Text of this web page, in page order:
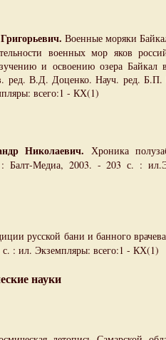
Военные моряки
военных мор яков
и освоению озера
ред. В.Д. Доценко. Науч. ред.
всего:1 - КХ(1)
Николаевич. Хроника
Балт-Медиа, 2003. - 203 с. :
русской бани и банного
: ил. Экземпляры: всего:1 - КХ(1)
науки